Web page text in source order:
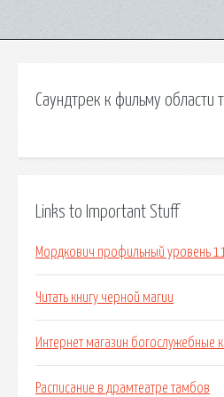
Саундтрек к фильму области
Links to Important Stuff
Мордкович профильный уровень
Читать книгу черной магии
Интернет магазин богослужебные
Расписание в драмтеатре тамбов